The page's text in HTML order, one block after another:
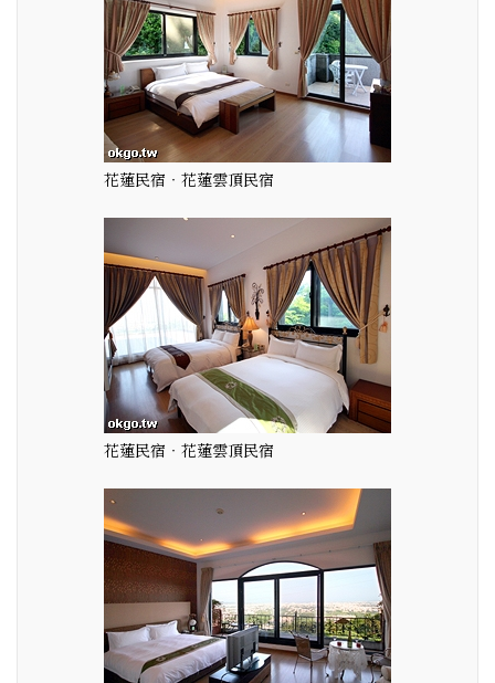
花蓮民宿‧花蓮雲頂民宿
花蓮民宿‧花蓮雲頂民宿